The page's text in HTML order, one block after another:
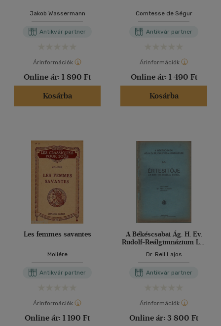
Jakob Wassermann
Antikvár partner
Árinformációk
Online ár: 1 890 Ft
Kosárba
Comtesse de Ségur
Antikvár partner
Árinformációk
Online ár: 1 490 Ft
Kosárba
Les femmes savantes
Moliére
Antikvár partner
Árinformációk
Online ár: 1 190 Ft
A Békéscsabai Ág. H. Ev.
Rudolf-Reálgimnázium LX.
iskolai évről
Dr. Rell Lajos
Antikvár partner
Árinformációk
Online ár: 3 800 Ft